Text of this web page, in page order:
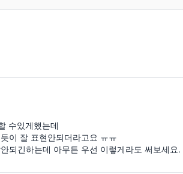
수있게했는데
이 잘 표현안되더라고요 ㅠㅠ
되긴하는데 아무튼 우선 이렇게라도 써보세